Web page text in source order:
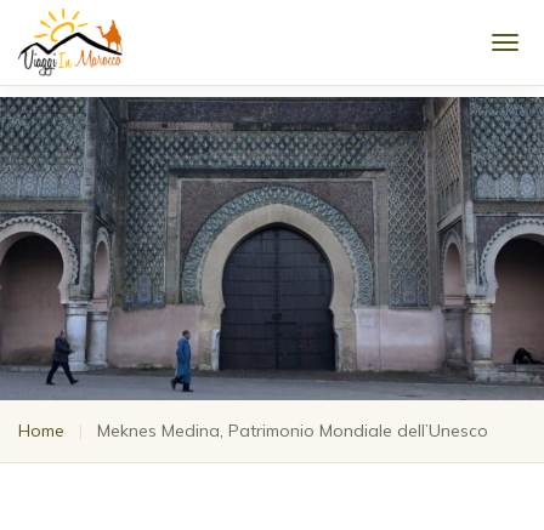
Home | Meknes Medina, Patrimonio Mondiale dell’Unesco